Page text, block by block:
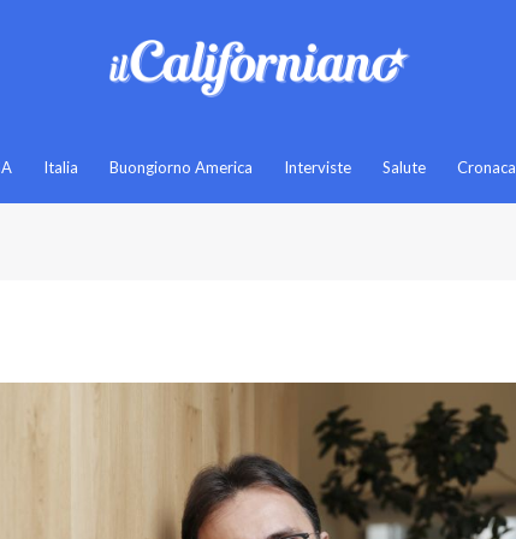
Italia Buongiorno America Interviste Salute Cronaca